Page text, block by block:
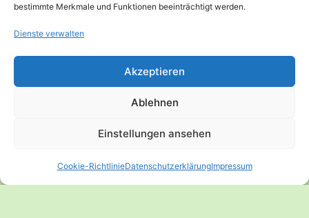
bestimmte Merkmale und Funktionen beeinträchtigt werden.
Dienste verwalten
Akzeptieren
Ablehnen
Einstellungen ansehen
Cookie-RichtlinieDatenschutzerklärungImpressum
© 2026 Anne Mayer – Expertin für vegane